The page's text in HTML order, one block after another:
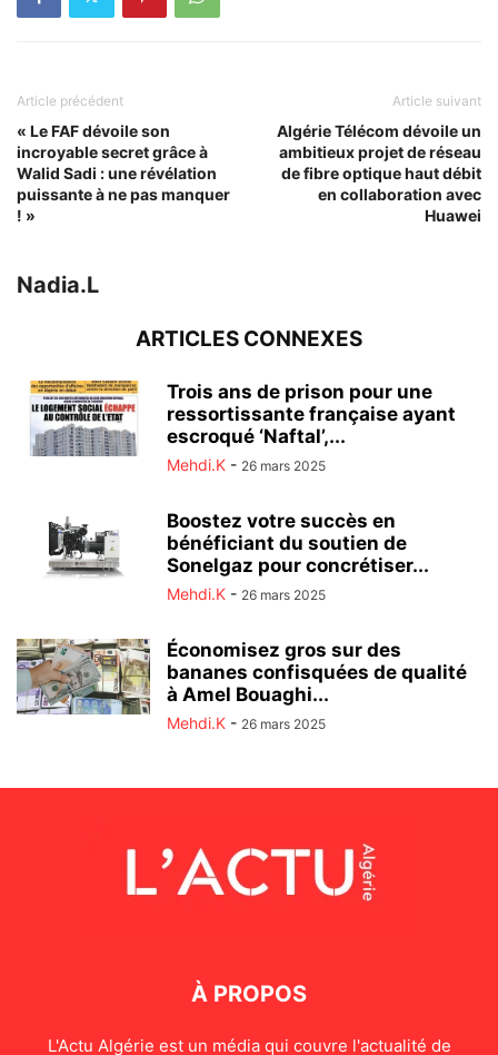
Article précédent
« Le FAF dévoile son
incroyable secret grâce à
Walid Sadi : une révélation
puissante à ne pas manquer
! »
Article suivant
Algérie Télécom dévoile un
ambitieux projet de réseau
de fibre optique haut débit
en collaboration avec
Huawei
Nadia.L
ARTICLES CONNEXES
Trois ans de prison pour une
ressortissante française ayant
escroqué ‘Naftal’,...
Mehdi.K - 26 mars 2025
Boostez votre succès en
bénéficiant du soutien de
Sonelgaz pour concrétiser...
Mehdi.K - 26 mars 2025
Économisez gros sur des
bananes confisquées de qualité
à Amel Bouaghi...
Mehdi.K - 26 mars 2025
À PROPOS
L'Actu Algérie est un média qui couvre l'actualité de